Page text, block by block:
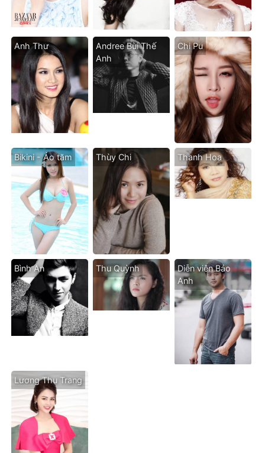
Anh Thư
Andree Bùi Thế
Anh
Chi Pu
Bikini - Áo tăm Thùy Chi Thanh Hoa
Bình An Thu Quỳnh
Diễn viên Bảo
Anh
Lương Thu Trang